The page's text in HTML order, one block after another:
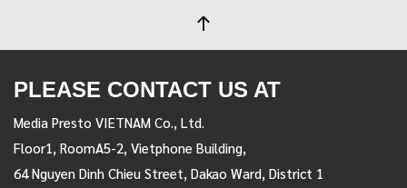
PLEASE CONTACT US AT
Media Presto VIETNAM Co., Ltd.
Floor1, RoomA5-2, Vietphone Building,
64 Nguyen Dinh Chieu Street, Dakao Ward, District 1